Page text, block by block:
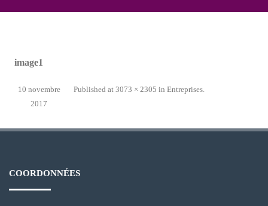
image1
Published
10 novembre
2017
at 3073 × 2305 in Entreprises
COORDONNÉES